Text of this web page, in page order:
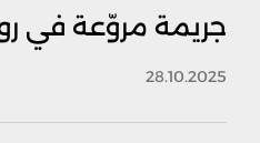
جريمة مروّعة في
28.10.2025